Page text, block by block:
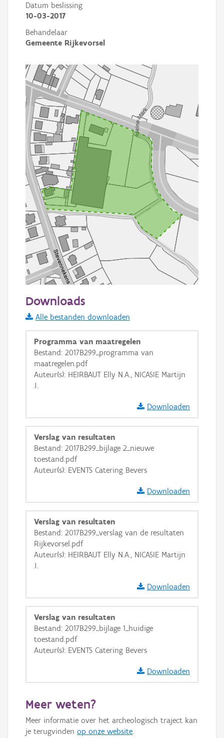
Datum beslissing
10-03-2017
Behandelaar
Gemeente Rijkevorsel
Informatie Vlaanderen
i
+ −
Basis Lagen
OSM-Basiskaart
GRB-Basiskaart in grijswaarden
Downloads
Alle bestanden downloaden
Programma van maatregelen
Bestand: 2017B299_programma van
maatregelen.pdf
Auteur(s): HEIRBAUT Elly N.A., NICASIE Martijn
J.
Downloaden
Verslag van resultaten
Bestand: 2017B299_bijlage 2_nieuwe
toestand.pdf
Auteur(s): EVENTS Catering Bevers
Downloaden
Verslag van resultaten
Bestand: 2017B299_verslag van de resultaten
Rijkevorsel.pdf
Auteur(s): HEIRBAUT Elly N.A., NICASIE Martijn
J.
Downloaden
Verslag van resultaten
Bestand: 2017B299_bijlage 1_huidige
toestand.pdf
Auteur(s): EVENTS Catering Bevers
Downloaden
Meer weten?
Meer informatie over het archeologisch traject kan
je terugvinden op onze website.